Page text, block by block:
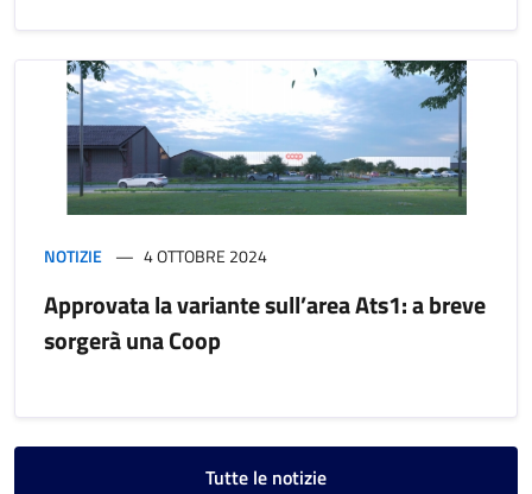
NOTIZIE 4 OTTOBRE 2024
Approvata la variante sull’area Ats1: a breve
sorgerà una Coop
Tutte le notizie